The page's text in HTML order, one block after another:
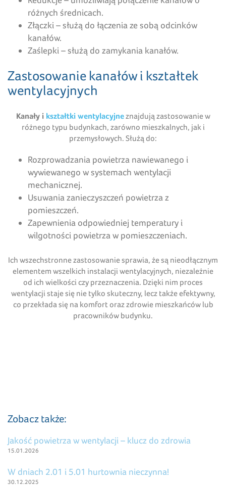
różnych średnicach.
Złączki – służą do łączenia ze sobą odcinków
kanałów.
Zaślepki – służą do zamykania kanałów.
Zastosowanie kanałów i kształtek
wentylacyjnych
Kanały i kształtki wentylacyjneznajdują zastosowanie w
różnego typu budynkach, zarówno mieszkalnych, jak i
przemysłowych. Służą do:
Rozprowadzania powietrza nawiewanego i
wywiewanego w systemach wentylacji
mechanicznej.
Usuwania zanieczyszczeń powietrza z
pomieszczeń.
Zapewnienia odpowiedniej temperatury i
wilgotności powietrza w pomieszczeniach.
Ich wszechstronne zastosowanie sprawia, że są nieodłącznym
elementem wszelkich instalacji wentylacyjnych, niezależnie
od ich wielkości czy przeznaczenia. Dzięki nim proces
wentylacji staje się nie tylko skuteczny, lecz także efektywny,
co przekłada się na komfort oraz zdrowie mieszkańców lub
pracowników budynku.
Zobacz także:
Jakość powietrza w wentylacji – klucz do zdrowia
15.01.2026
W dniach 2.01 i 5.01 hurtownia nieczynna!
30.12.2025